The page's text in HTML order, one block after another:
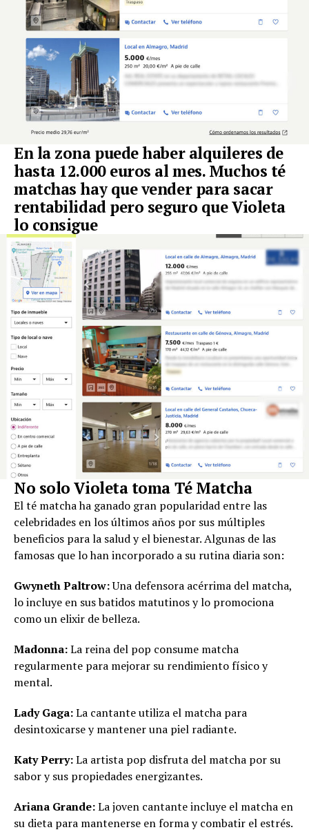
En la zona puede haber alquileres de
hasta 12.000 euros al mes. Muchos té
matchas hay que vender para sacar
rentabilidad pero seguro que Violeta
lo consigue
No solo Violeta toma Té Matcha
El té matcha ha ganado gran popularidad entre las
celebridades en los últimos años por sus múltiples
beneficios para la salud y el bienestar. Algunas de las
famosas que lo han incorporado a su rutina diaria son:
Gwyneth Paltrow:Una defensora acérrima del matcha,
lo incluye en sus batidos matutinos y lo promociona
como un elixir de belleza.
Madonna:La reina del pop consume matcha
regularmente para mejorar su rendimiento físico y
mental.
Lady Gaga:La cantante utiliza el matcha para
desintoxicarse y mantener una piel radiante.
Katy Perry:La artista pop disfruta del matcha por su
sabor y sus propiedades energizantes.
Ariana Grande:La joven cantante incluye el matcha en
su dieta para mantenerse en forma y combatir el estrés.